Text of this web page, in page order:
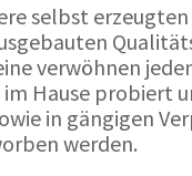
selbst
verwöhnen
Hause probiert
in gängigen
werden.